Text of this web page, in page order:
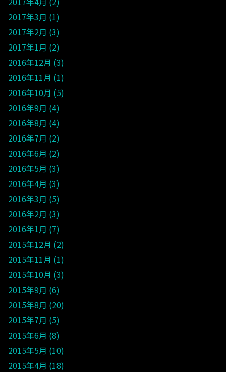
2017年3月 1
2017年2月 3
2017年1月 2
2016年12月 3
2016年11月 1
2016年10月 5
2016年9月 4
2016年8月 4
2016年7月 2
2016年6月 2
2016年5月 3
2016年4月 3
2016年3月 5
2016年2月 3
2016年1月 7
2015年12月 2
2015年11月 1
2015年10月 3
2015年9月 6
2015年8月 20
2015年7月 5
2015年6月 8
2015年5月 10
2015年4月 18